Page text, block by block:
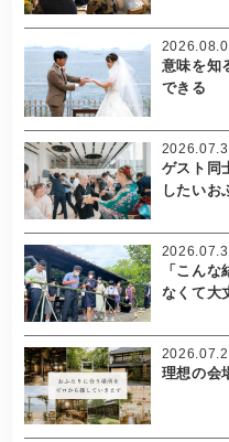
意味を知
できる
ゲスト同
したいお
「こん
なくて大
理想の会